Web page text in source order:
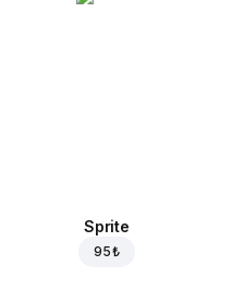
Sprite
95 ₺